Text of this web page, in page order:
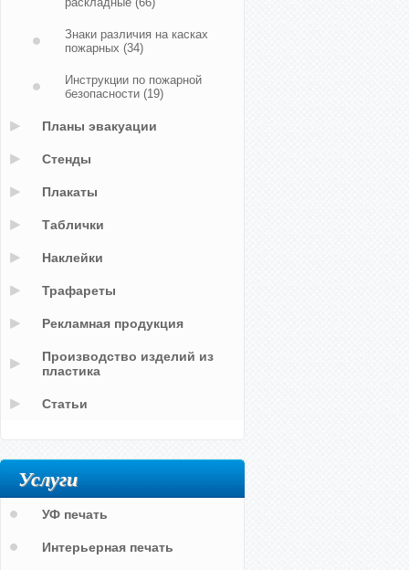
Знаки различия на касках
пожарных (34)
Инструкции по пожарной
безопасности (19)
Планы эвакуации
Стенды
Плакаты
Таблички
Наклейки
Трафареты
Рекламная продукция
Производство изделий из
пластика
Статьи
Услуги
УФ печать
Интерьерная печать